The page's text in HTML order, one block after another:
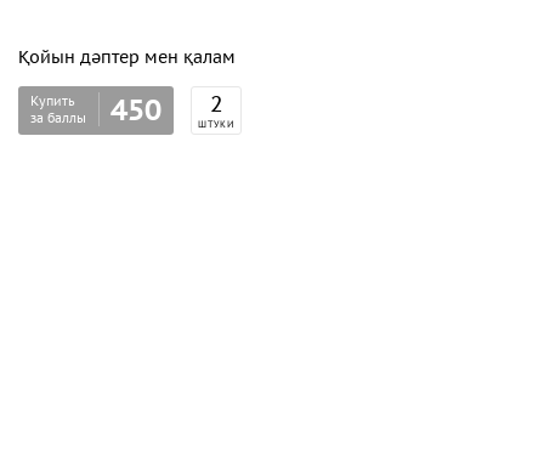
Қойын дәптер мен қалам
Купить
за баллы
450 2
ШТУКИ